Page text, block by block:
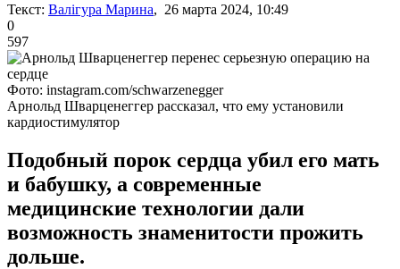
Текст: Валігура Марина, 26 марта 2024, 10:49
0
597
Фото: instagram.com/schwarzenegger
Арнольд Шварценеггер рассказал, что ему установили
кардиостимулятор
Подобный порок сердца убил его мать
и бабушку, а современные
медицинские технологии дали
возможность знаменитости прожить
дольше.